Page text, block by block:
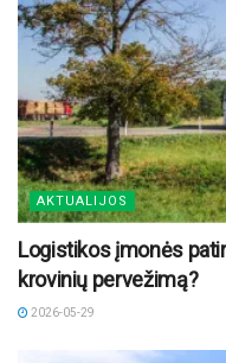
AKTUALIJOS
Logistikos įmonės
krovinių pervežimą?
2026-05-29